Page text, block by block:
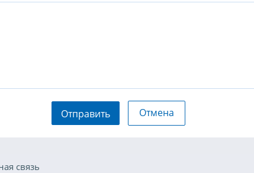
Отправить Отмена
связь